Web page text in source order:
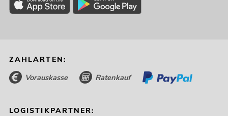
ZAHLARTEN:
Vorauskasse Ratenkauf
LOGISTIKPARTNER: